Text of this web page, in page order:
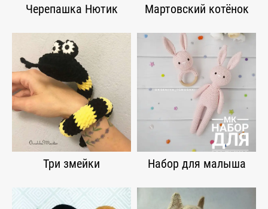
Черепашка Нютик Мартовский котёнок
Три змейки Набор для малыша